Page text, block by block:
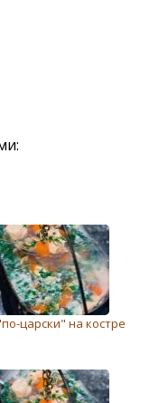
царски" на костре